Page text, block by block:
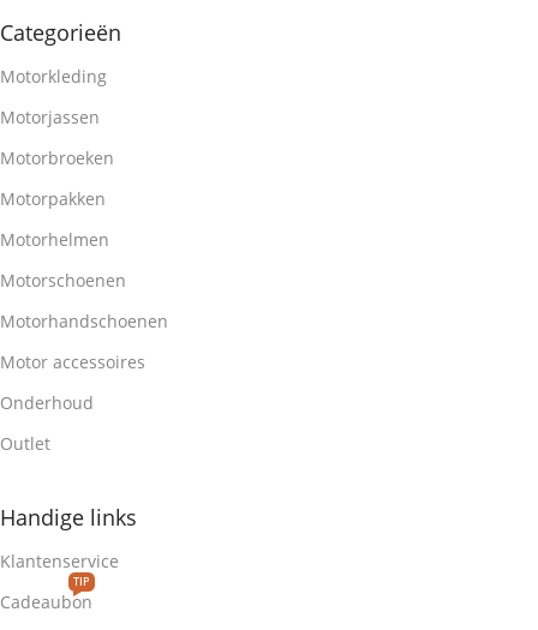
Categorieën
Motorkleding
Motorjassen
Motorbroeken
Motorpakken
Motorhelmen
Motorschoenen
Motorhandschoenen
Motor accessoires
Onderhoud
Outlet
Handige links
Klantenservice
Cadeaubon
TIP